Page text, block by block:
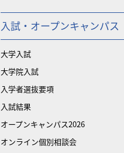
入試・オープンキャンパス
大学入試
大学院入試
入学者選抜要項
入試結果
オープンキャンパス2026
オンライン個別相談会